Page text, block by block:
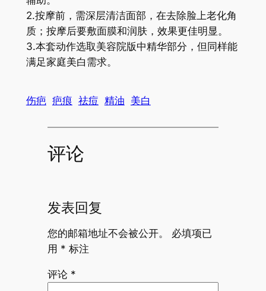
2.按摩前，需深层清洁面部，在去除脸上老化角
质；按摩后要敷面膜和润肤，效果更佳明显。
3.本套动作选取美容院版中精华部分，但同样能
满足家庭美白需求。
伤疤 疤痕 祛痘 精油 美白
评论
发表回复
您的邮箱地址不会被公开。
必填项已
用 * 标注
评论 *